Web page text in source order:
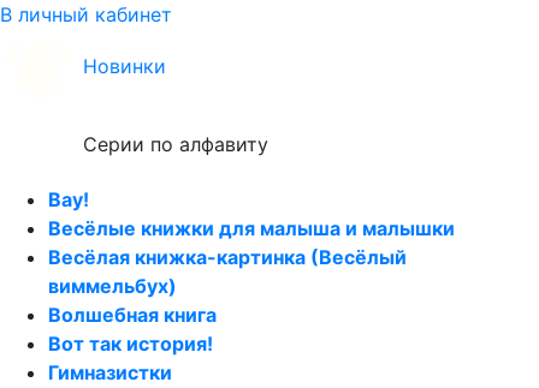
В личный кабинет
Новинки
Серии по алфавиту
Вау!
Весёлые книжки для малыша и малышки
Весёлая книжка-картинка (Весёлый
виммельбух)
Волшебная книга
Вот так история!
Гимназистки